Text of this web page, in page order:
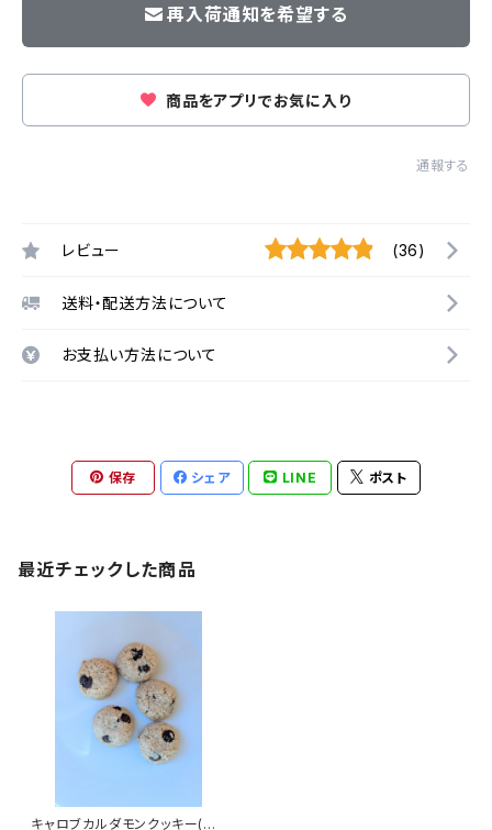
再入荷通知を希望する
商品をアプリでお気に入り
通報する
レビュー (36)
送料・配送方法について
お支払い方法について
保存 シェア LINE ポスト
最近チェックした商品
キャロブカルダモンクッキー(グ